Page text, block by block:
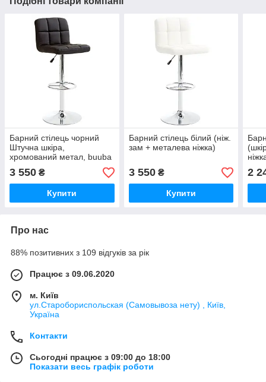
Барний стілець чорний
Штучна шкіра,
хромований метал, buuba
3 550 ₴
Купити
Барний стілець білий (ніж.
зам + металева ніжка)
3 550₴
Купити
2
Про нас
88% позитивних з 109 відгуків за рік
Працює з 09.06.2020
м. Київ
ул.Старобориспольская (Самовывоза нету) , Київ,
Україна
Контакти
Сьогодні працює з 09:00 до 18:00
Показати весь графік роботи